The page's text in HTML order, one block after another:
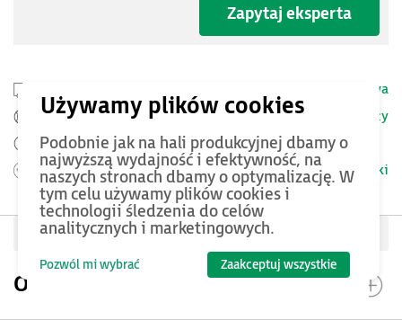
Zapytaj eksperta
Dostawa
Pomoc Techniczna ASTOR
Szczegóły
Zamów przed 12:00 - dostawa następnego dnia
Możesz zwrócić produktdo 14 dni. Warunki
Oceń produkt
Opis produktu
Podobnie jak na hali produkcyjnej dbamy o
najwyższą wydajność i efektywność, na
naszych stronach dbamy o optymalizację. W
tym celu używamy plików cookies i
technologii śledzenia do celów
analitycznych i marketingowych.
Pozwól mi wybrać Zaakceptuj wszystkie